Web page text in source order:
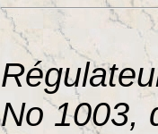
No 1003,